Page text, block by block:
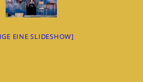
EINE SLIDESHOW]